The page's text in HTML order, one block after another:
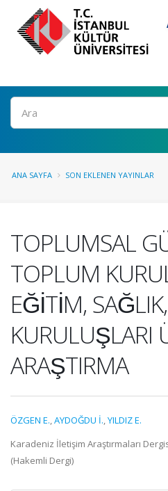
Ara
ANA SAYFA SON EKLENEN YAYINLAR
TOPLUMSAL
TOPLUM
EĞİTİM,
KURULUŞLARI
ARAŞTIRMA
ÖZGEN E.,AYDOĞDU İ.,YILDIZ E.
Karadeniz İletişim Araştırmaları
(Hakemli Dergi)